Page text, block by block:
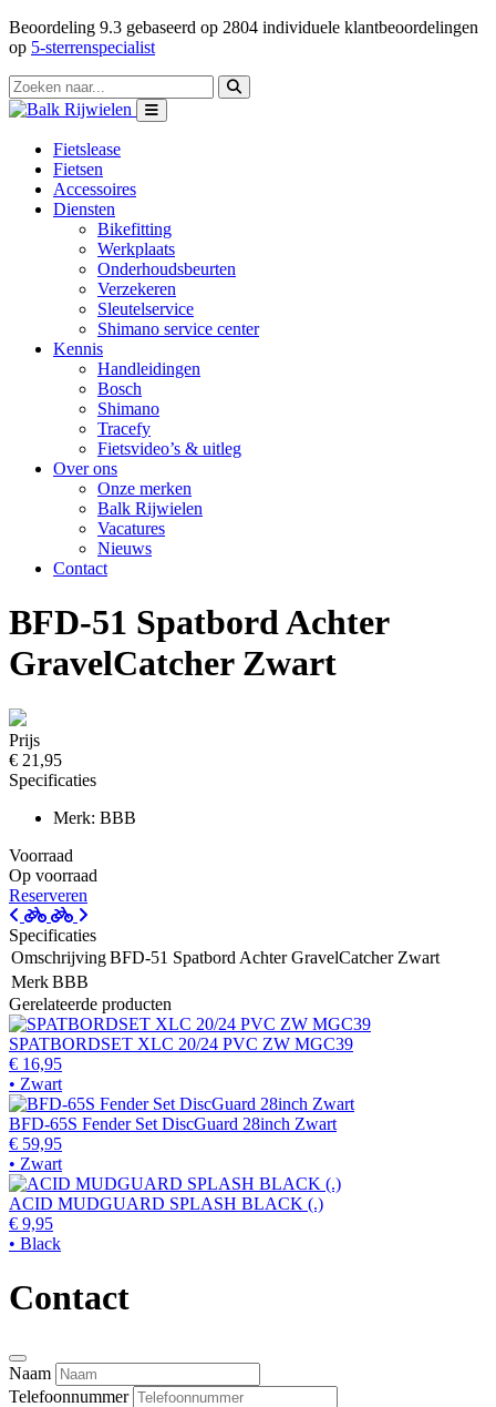
Beoordeling 9.3 gebaseerd op 2804 individuele klantbeoordelingen
op 5-sterrenspecialist
Fietslease
Fietsen
Accessoires
Diensten
Bikefitting
Werkplaats
Onderhoudsbeurten
Verzekeren
Sleutelservice
Shimano service center
Kennis
Handleidingen
Bosch
Shimano
Tracefy
Fietsvideo’s & uitleg
Over ons
Onze merken
Balk Rijwielen
Vacatures
Nieuws
Contact
BFD-51 Spatbord Achter
GravelCatcher Zwart
Prijs
€ 21,95
Specificaties
Merk: BBB
Voorraad
Op voorraad
Reserveren
Specificaties
OmschrijvingBFD-51 Spatbord Achter GravelCatcher Zwart
MerkBBB
Gerelateerde producten
SPATBORDSET XLC 20/24 PVC ZW MGC39
€ 16,95
• Zwart
BFD-65S Fender Set DiscGuard 28inch Zwart
€ 59,95
• Zwart
ACID MUDGUARD SPLASH BLACK (.)
€ 9,95
• Black
Contact
Naam
Telefoonnummer